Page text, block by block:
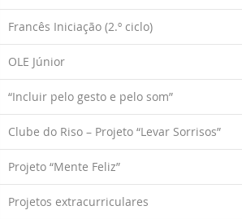
Francês Iniciação (2.º ciclo)
OLE Júnior
“Incluir pelo gesto e pelo som”
Clube do Riso – Projeto “Levar Sorrisos”
Projeto “Mente Feliz”
Projetos extracurriculares